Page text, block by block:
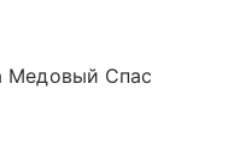
Медовый Спас